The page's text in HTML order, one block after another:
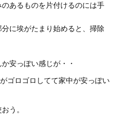
あるものを片付けるのには手
に埃がたまり始めると、掃除
安っぽい感じが・・
ゴロゴロしてて家中が安っぽい
う。